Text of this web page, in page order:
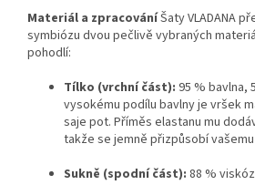
Materiál a zpracováníŠaty VLADANA
symbiózu dvou pečlivě vybraných
pohodlí:
Tílko (vrchní část): 95 % bavlna,
vysokému podílu bavlny je vršek
saje pot. Příměs elastanu mu
takže se jemně přizpůsobí
Sukně (spodní část): 88 %